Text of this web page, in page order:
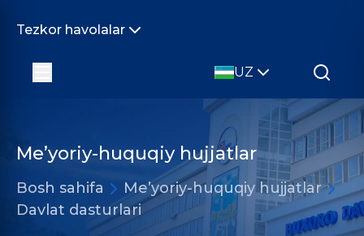
Tezkor havolalar
UZ
Me’yoriy-huquqiy hujjatlar
Bosh sahifa
Me’yoriy-huquqiy hujjatlar
Davlat dasturlari